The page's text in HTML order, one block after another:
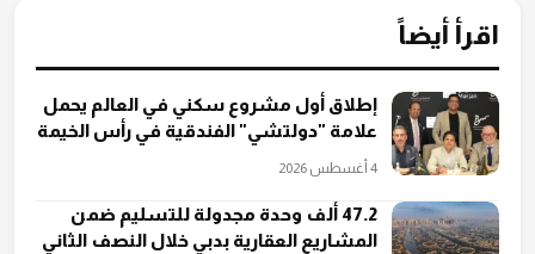
اقرأ أيضاً
إطلاق أول مشروع سكني في العالم يحمل
علامة "دولتشي" الفندقية في رأس الخيمة
4 أغسطس 2026
47.2 ألف وحدة مجدولة للتسليم ضمن
المشاريع العقارية بدبي خلال النصف الثاني